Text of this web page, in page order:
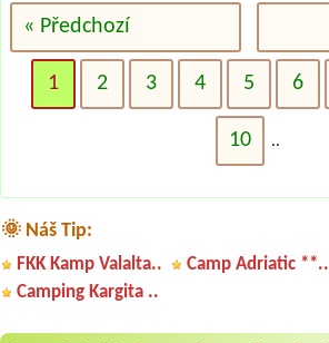
« Předchozí
1 2 3 4 5 6
10 ..
🌞 Náš Tip:
FKK Kamp Valalta..
Camp Adriatic **..
Camping Kargita ..